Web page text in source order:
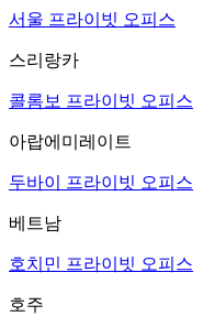
서울 프라이빗 오피스
스리랑카
콜롬보 프라이빗 오피스
아랍에미레이트
두바이 프라이빗 오피스
베트남
호치민 프라이빗 오피스
호주